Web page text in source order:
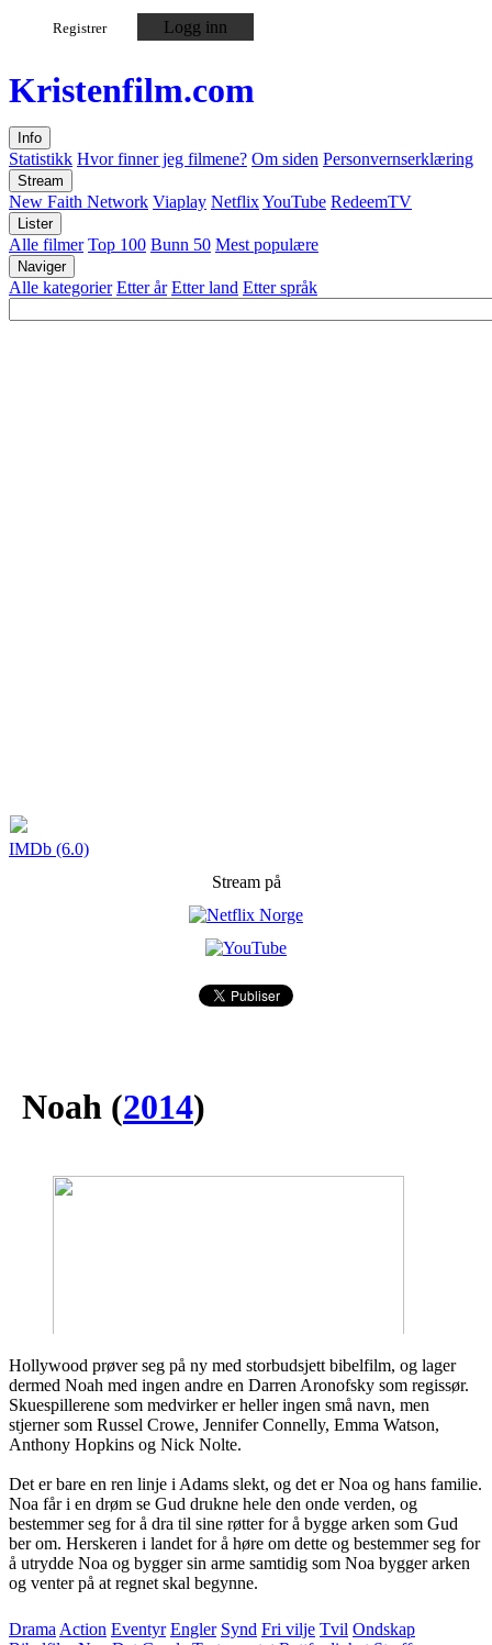
Registrer Logg inn
Kristenfilm.com
Info
Statistikk Hvor finner jeg filmene? Om siden Personvernserklæring
Stream
New Faith Network Viaplay NetflixYouTube RedeemTV
Lister
Alle filmer Top 100 Bunn 50 Mest populære
Naviger
Alle kategorier Etter år Etter land Etter språk
IMDb (6.0)
Stream på
Noah (2014)
Hollywood prøver seg på ny med storbudsjett bibelfilm, og lager
dermed Noah med ingen andre en Darren Aronofsky som regissør.
Skuespillerene som medvirker er heller ingen små navn, men
stjerner som Russel Crowe, Jennifer Connelly, Emma Watson,
Anthony Hopkins og Nick Nolte.
Det er bare en ren linje i Adams slekt, og det er Noa og hans familie.
Noa får i en drøm se Gud drukne hele den onde verden, og
bestemmer seg for å dra til sine røtter for å bygge arken som Gud
ber om. Herskeren i landet for å høre om dette og bestemmer seg for
å utrydde Noa og bygger sin arme samtidig som Noa bygger arken
og venter på at regnet skal begynne.
Drama Action Eventyr Engler Synd Fri vilje Tvil Ondskap